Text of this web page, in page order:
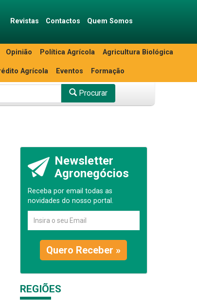
Revistas Contactos Quem Somos
Opinião Política Agrícola Agricultura Biológica
Agrícola Eventos Formação
Procurar
Newsletter
Agronegócios
Receba por email todas as
novidades do nosso portal.
Quero Receber »
REGIÕES